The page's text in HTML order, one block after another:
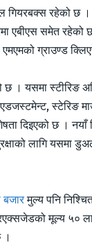
गियरबक्स रहेको छ
एबीएस समेत रहेको
ग्राउण्ड
। यसमा स्टीरिङ
स्टेरिङ
दिइएको छ ।
लागि यसमा
बजारमुल्य पनि
मूल्य ५०
।